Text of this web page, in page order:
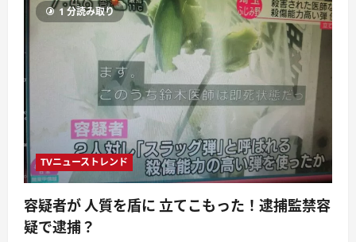
1 分読み取り
TVニューストレンド
容疑者が 人質を盾に 立てこもった！逮捕監禁容
疑で逮捕？